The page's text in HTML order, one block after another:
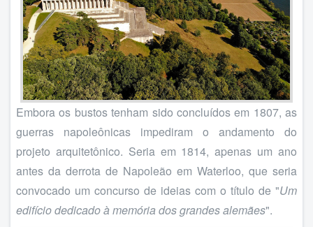
Embora os bustos tenham sido concluídos em 1807, as
guerras napoleônicas impediram o andamento do
projeto arquitetônico. Seria em 1814, apenas um ano
antes da derrota de Napoleão em Waterloo, que seria
convocado um concurso de ideias com o título de "Um
edifício dedicado à memória dos grandes alemães".